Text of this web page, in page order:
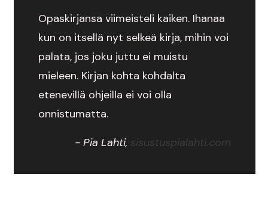
Opaskirjansa viimeisteli kaiken. Ihanaa
kun on itsellä nyt selkeä kirja, mihin voi
palata, jos joku juttu ei muistu
mieleen. Kirjan kohta kohdalta
etenevillä ohjeilla ei voi olla
onnistumatta.
- Pia Lahti, sisustuspialahti.com